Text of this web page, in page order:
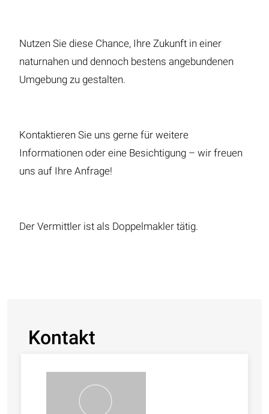
Nutzen Sie diese Chance, Ihre Zukunft in einer
naturnahen und dennoch bestens angebundenen
Umgebung zu gestalten.
Kontaktieren Sie uns gerne für weitere
Informationen oder eine Besichtigung – wir freuen
uns auf Ihre Anfrage!
Der Vermittler ist als Doppelmakler tätig.
Kontakt